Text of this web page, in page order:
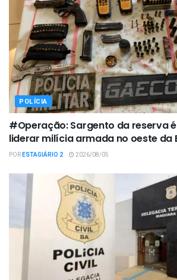
POLÍCIA
#Operação: Sargento da reserva
liderar milícia armada no oeste da
PORESTAGIÁRIO 2 2026/08/05